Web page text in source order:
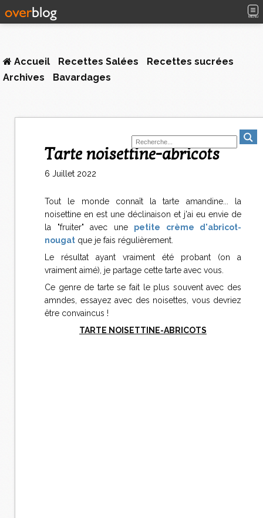
MENU
Accueil Recettes Salées
Recettes sucrées
Archives
Bavardages
Tarte noisettine-abricots
6 Juillet 2022
Tout le monde connaît la tarte amandine... la
noisettine en est une déclinaison et j'ai eu envie de
la "fruiter" avec une petite crème d'abricot-
nougat que je fais régulièrement.
Le résultat ayant vraiment été probant (on a
vraiment aimé), je partage cette tarte avec vous.
Ce genre de tarte se fait le plus souvent avec des
amndes, essayez avec des noisettes, vous devriez
être convaincus !
TARTE NOISETTINE-ABRICOTS